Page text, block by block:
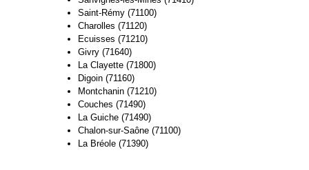
Saint-Rémy (71100)
Charolles (71120)
Ecuisses (71210)
Givry (71640)
La Clayette (71800)
Digoin (71160)
Montchanin (71210)
Couches (71490)
La Guiche (71490)
Chalon-sur-Saône (71100)
La Bréole (71390)